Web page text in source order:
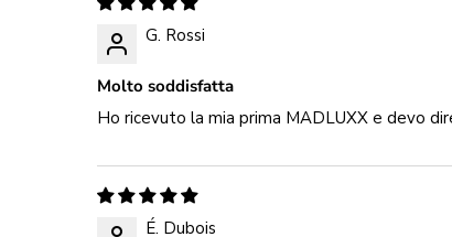
G. Rossi
Molto soddisfatta
Ho ricevuto la mia prima MADLUXX e devo
É. Dubois